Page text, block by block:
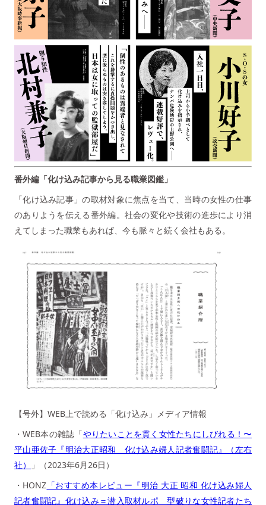
番外編「化け込み記事から見る職業図鑑」
「化け込み記事」の取材対象に焦点を当て、当時の女性の仕事
のありようを伝える番外編。社会の変化や技術の進歩により消
えてしまった職業もあれば、今も脈々と続く会社もある。
【号外】WEB上で読める「化け込み」メディア情報
・WEB本の雑誌「やりたいことを貫く女性たちにしびれる！〜
平山亜佐子『明治大正昭和 化け込み婦人記者奮闘記』（左右
社）
」（2023年6月26日）
・HONZ 「おすすめ本レビュー『明治 大正 昭和 化け込み婦人
記者奮闘記』化け込み＝潜入取材ルポ 型破りな女性記者たち